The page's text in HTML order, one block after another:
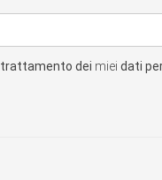
trattamento dei miei dati